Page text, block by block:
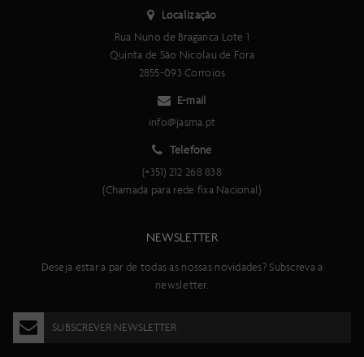
Syncros Capital 1.0S 40 mm, 24 raios à frente, 24 raios atrás, eixo
Schwalbe ONE TLE Race-Guard dobrável, 700x30C
Schwalbe ONE TLE Race-Guard dobrável, 700x30C
Syncros IC-R100-SL, cockpit integrado em Carbonoo
Shimano Ultegra FC-R8100, Hollowtech II 52x36
Shimano SM-BB71-41B
Corrente
Shimano CN-M8100-12
Localização
Rua Nuno de Braganca Lote 1
Quinta de São Nicolau de Fora
2855-093 Corroios
E-mail
info@jasma.pt
Telefone
(+351) 212 268 838
(Chamada para rede fixa Nacional)
NEWSLETTER
Deseja estar a par de todas as nossas novidades? Subscreva a
newsletter.
SUBSCREVER NEWSLETTER